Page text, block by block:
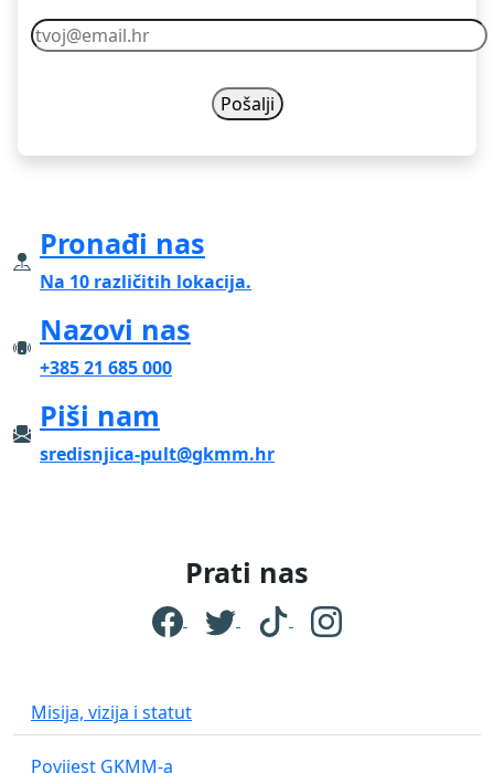
Pronađi nas
Na 10 različitih lokacija.
Nazovi nas
+385 21 685 000
Piši nam
sredisnjica-pult@gkmm.hr
Prati nas
Misija, vizija i statut
Povijest GKMM-a